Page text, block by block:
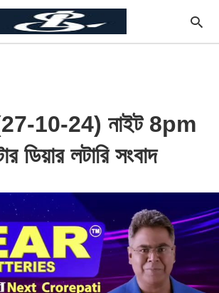
10-24) নাইট 8pm
ডিয়ার লটারি সংবাদ